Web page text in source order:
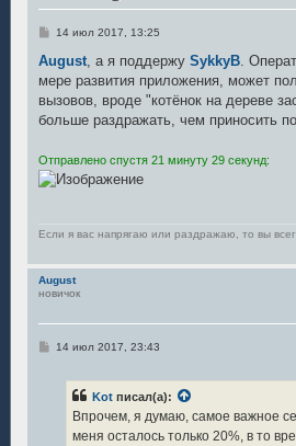
С
о
щ
е
и
14 июл 2017, 13:25
August , а я поддержу SykkyB .
мере развития приложения, может
вызовов, вроде "котёнок на дереве
больше раздражать, чем приносить
Отправлено спустя 21 минуту 29 секунд:
Если я вас напрягаю или раздражаю, то вы
August
новичок
С14 июл 2017, 23:43
Kot писал(а):
Впрочем, я думаю, самое важное
меня осталось только 20%, в то